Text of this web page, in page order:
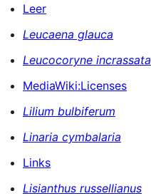
Leer
Leucaena glauca
Leucocoryne incrassata
MediaWiki:Licenses
Lilium bulbiferum
Linaria cymbalaria
Links
Lisianthus russellianus